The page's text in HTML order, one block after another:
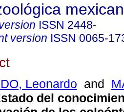
ISSN 2448-
version ISSN 0065-
Leonardo and
del